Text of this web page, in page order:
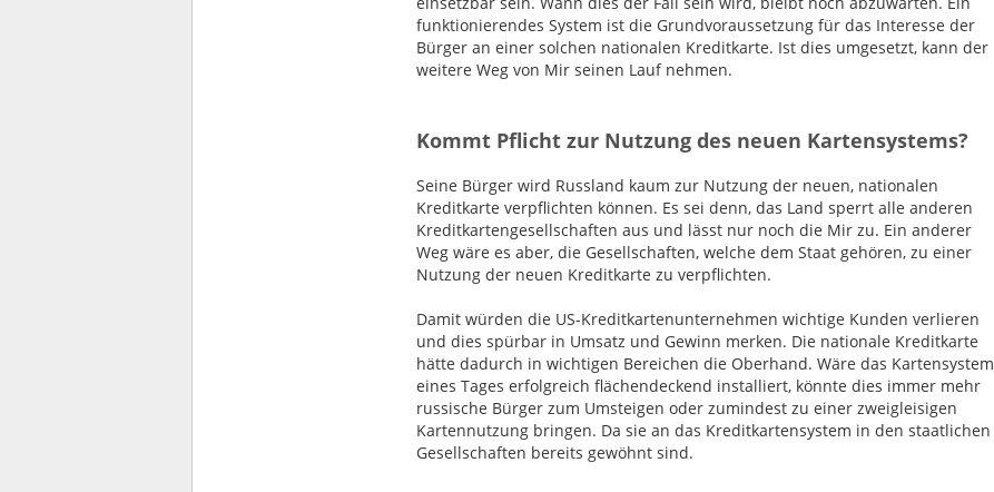
funktionierendes System ist die Grundvoraussetzung für das Interesse der
Bürger an einer solchen nationalen Kreditkarte. Ist dies umgesetzt, kann der
weitere Weg von Mir seinen Lauf nehmen.
Kommt Pflicht zur Nutzung des neuen Kartensystems?
Seine Bürger wird Russland kaum zur Nutzung der neuen, nationalen
Kreditkarte verpflichten können. Es sei denn, das Land sperrt alle anderen
Kreditkartengesellschaften aus und lässt nur noch die Mir zu. Ein anderer
Weg wäre es aber, die Gesellschaften, welche dem Staat gehören, zu einer
Nutzung der neuen Kreditkarte zu verpflichten.
Damit würden die US-Kreditkartenunternehmen wichtige Kunden verlieren
und dies spürbar in Umsatz und Gewinn merken. Die nationale Kreditkarte
hätte dadurch in wichtigen Bereichen die Oberhand. Wäre das Kartensystem
eines Tages erfolgreich flächendeckend installiert, könnte dies immer mehr
russische Bürger zum Umsteigen oder zumindest zu einer zweigleisigen
Kartennutzung bringen. Da sie an das Kreditkartensystem in den staatlichen
Gesellschaften bereits gewöhnt sind.